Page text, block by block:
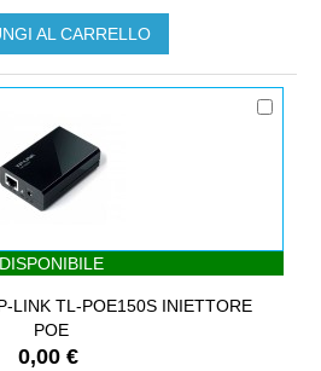
AL CARRELLO
DISPONIBILE
LINK TL-POE150S INIETTORE
POE
0,00 €